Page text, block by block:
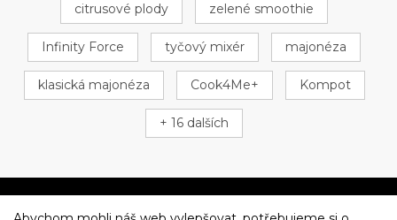
citrusové plody zelené smoothie
Infinity Force tyčový mixér majonéza
klasická majonéza Cook4Me+ Kompot
+ 16 dalších